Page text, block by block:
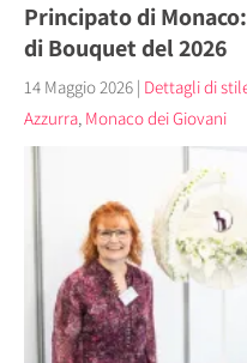
Principato di
di Bouquet del 2026
14 Maggio 2026 | Dettagli di
Azzurra, Monaco dei Giovani